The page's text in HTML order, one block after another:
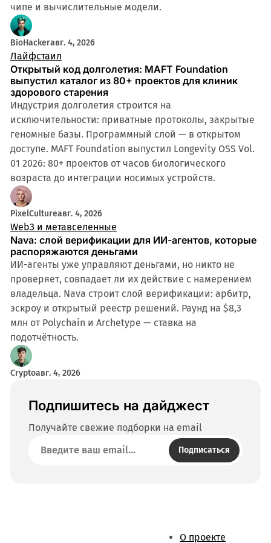
чипе и вычислительные модели.
BioHackerавг. 4, 2026
Лайфстаил
Открытый код долголетия: MAFT Foundation
выпустил каталог из 80+ проектов для клиник
здорового старения
Индустрия долголетия строится на
исключительности: приватные протоколы, закрытые
геномные базы. Программный слой — в открытом
доступе. MAFT Foundation выпустил Longevity OSS Vol.
01 2026: 80+ проектов от часов биологического
возраста до интеграции носимых устройств.
PixelCultureавг. 4, 2026
Web3 и метавселенные
Nava: слой верификации для ИИ-агентов, которые
распоряжаются деньгами
ИИ-агенты уже управляют деньгами, но никто не
проверяет, совпадает ли их действие с намерением
владельца. Nava строит слой верификации: арбитр,
эскроу и открытый реестр решений. Раунд на $8,3
млн от Polychain и Archetype — ставка на
подотчётность.
Cryptoавг. 4, 2026
Подпишитесь на дайджест
Получайте свежие подборки на email
Подписаться
О проекте